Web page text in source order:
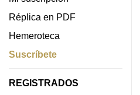
Réplica en PDF
Hemeroteca
Suscríbete
REGISTRADOS